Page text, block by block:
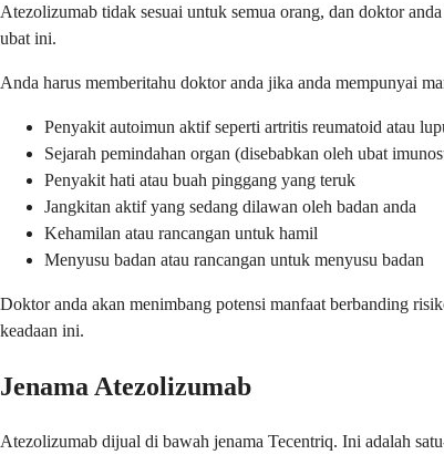
Atezolizumab tidak sesuai untuk semua orang, dan doktor
ubat ini.
Anda harus memberitahu doktor anda jika anda mempunyai
Penyakit autoimun aktif seperti artritis reumatoid atau
Sejarah pemindahan organ (disebabkan oleh ubat
Penyakit hati atau buah pinggang yang teruk
Jangkitan aktif yang sedang dilawan oleh badan anda
Kehamilan atau rancangan untuk hamil
Menyusu badan atau rancangan untuk menyusu badan
Doktor anda akan menimbang potensi manfaat berbanding
keadaan ini.
Jenama Atezolizumab
Atezolizumab dijual di bawah jenama Tecentriq. Ini adalah